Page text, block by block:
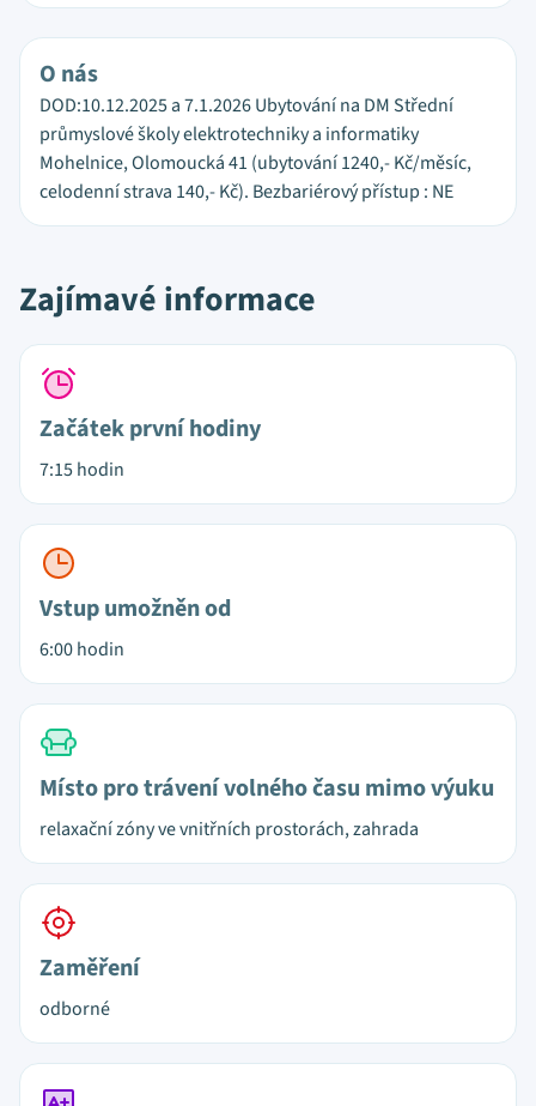
O nás
DOD:10.12.2025 a 7.1.2026 Ubytování na DM Střední
průmyslové školy elektrotechniky a informatiky
Mohelnice, Olomoucká 41 (ubytování 1240,- Kč/měsíc,
celodenní strava 140,- Kč). Bezbariérový přístup : NE
Zajímavé informace
Začátek první hodiny
7:15 hodin
Vstup umožněn od
6:00 hodin
Místo pro trávení volného času mimo výuku
relaxační zóny ve vnitřních prostorách, zahrada
Zaměření
odborné